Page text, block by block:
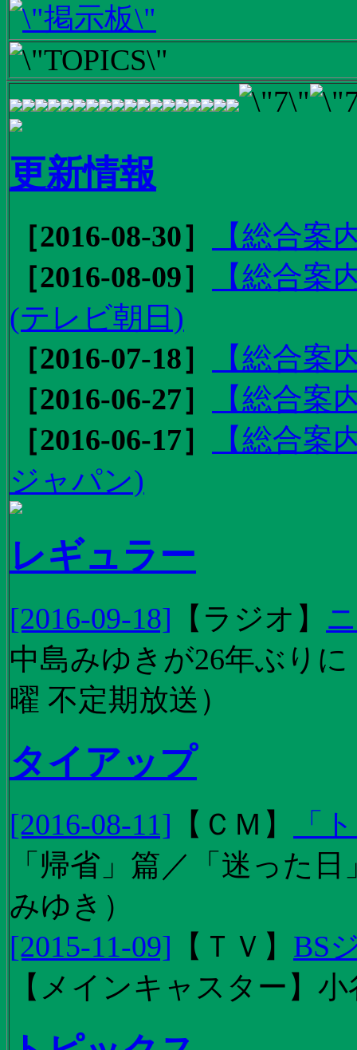
更新情報
［2016-08-30］
【総合
［2016-08-09］
【総合
(テレビ朝日)
［2016-07-18］
【総合案
［2016-06-27］
【総合案
［2016-06-17］
【総合
ジャパン)
レギュラー
[2016-09-18] 【 ラジオ 】
中島みゆきが26年ぶり
曜 不定期放送）
タイアップ
[2016-08-11] 【 ＣＭ 】
「
「帰省」篇／「迷った
みゆき）
[2015-11-09] 【 ＴＶ 】 BS
【メインキャスター】